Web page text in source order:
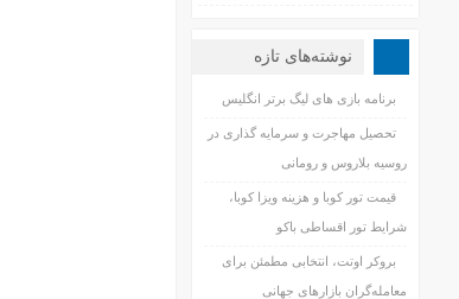
نوشته‌های تازه
برنامه بازی های لیگ برتر انگلیس
تحصیل مهاجرت و سرمایه گذاری در
روسیه بلاروس و رومانی
قیمت تور کوبا و هزینه ویزا کوبا،
شرایط تور اقساطی باکو
بروکر اوتت، انتخابی مطمئن برای
معامله‌گران بازارهای جهانی